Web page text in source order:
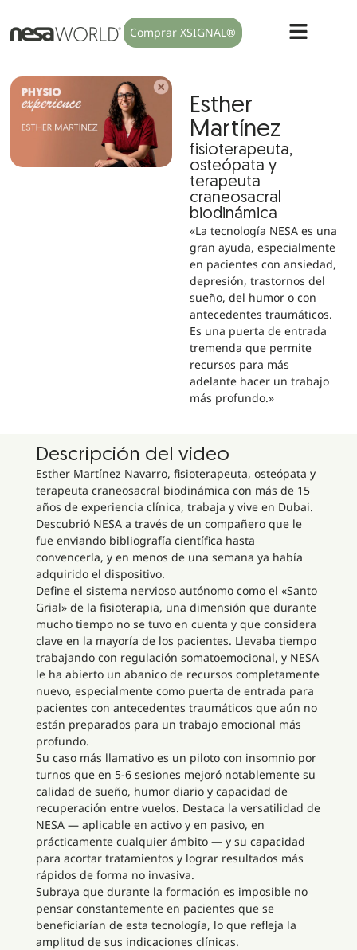
Comprar XSIGNAL®
Esther
Martínez
fisioterapeuta,
osteópata y
terapeuta
craneosacral
biodinámica
«La tecnología NESA es una
gran ayuda, especialmente
en pacientes con ansiedad,
depresión, trastornos del
sueño, del humor o con
antecedentes traumáticos.
Es una puerta de entrada
tremenda que permite
recursos para más
adelante hacer un trabajo
más profundo.»
Descripción del video
Esther Martínez Navarro, fisioterapeuta, osteópata y
terapeuta craneosacral biodinámica con más de 15
años de experiencia clínica, trabaja y vive en Dubai.
Descubrió NESA a través de un compañero que le
fue enviando bibliografía científica hasta
convencerla, y en menos de una semana ya había
adquirido el dispositivo.
Define el sistema nervioso autónomo como el «Santo
Grial» de la fisioterapia, una dimensión que durante
mucho tiempo no se tuvo en cuenta y que considera
clave en la mayoría de los pacientes. Llevaba tiempo
trabajando con regulación somatoemocional, y NESA
le ha abierto un abanico de recursos completamente
nuevo, especialmente como puerta de entrada para
pacientes con antecedentes traumáticos que aún no
están preparados para un trabajo emocional más
profundo.
Su caso más llamativo es un piloto con insomnio por
turnos que en 5-6 sesiones mejoró notablemente su
calidad de sueño, humor diario y capacidad de
recuperación entre vuelos. Destaca la versatilidad de
NESA — aplicable en activo y en pasivo, en
prácticamente cualquier ámbito — y su capacidad
para acortar tratamientos y lograr resultados más
rápidos de forma no invasiva.
Subraya que durante la formación es imposible no
pensar constantemente en pacientes que se
beneficiarían de esta tecnología, lo que refleja la
amplitud de sus indicaciones clínicas.